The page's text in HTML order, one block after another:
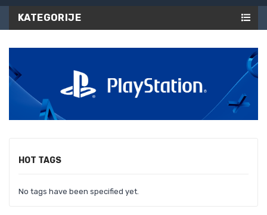
KATEGORIJE
HOT TAGS
No tags have been specified yet.